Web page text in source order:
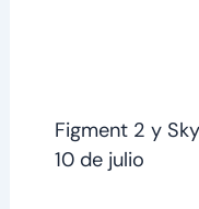
Figment 2 y
10 de julio